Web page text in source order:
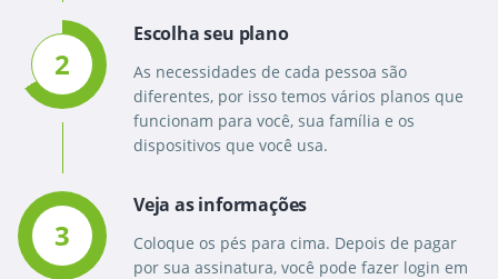
2
3
Escolha seu plano
As necessidades de cada pessoa são
diferentes, por isso temos vários planos que
funcionam para você, sua família e os
dispositivos que você usa.
Veja as informações
Coloque os pés para cima. Depois de pagar
por sua assinatura, você pode fazer login em